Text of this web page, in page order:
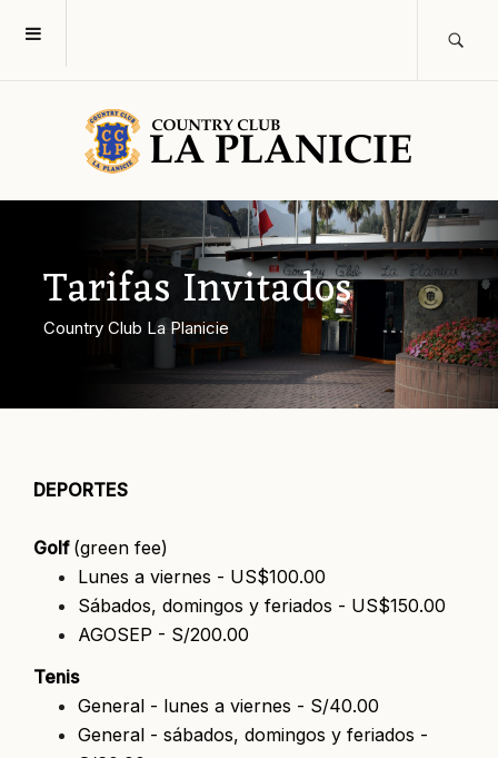
Tarifas Invitados
Country Club La Planicie
DEPORTES
Golf (green fee)
Lunes a viernes - US$100.00
Sábados, domingos y feriados - US$150.00
AGOSEP - S/200.00
Tenis
General - lunes a viernes - S/40.00
General - sábados, domingos y feriados -